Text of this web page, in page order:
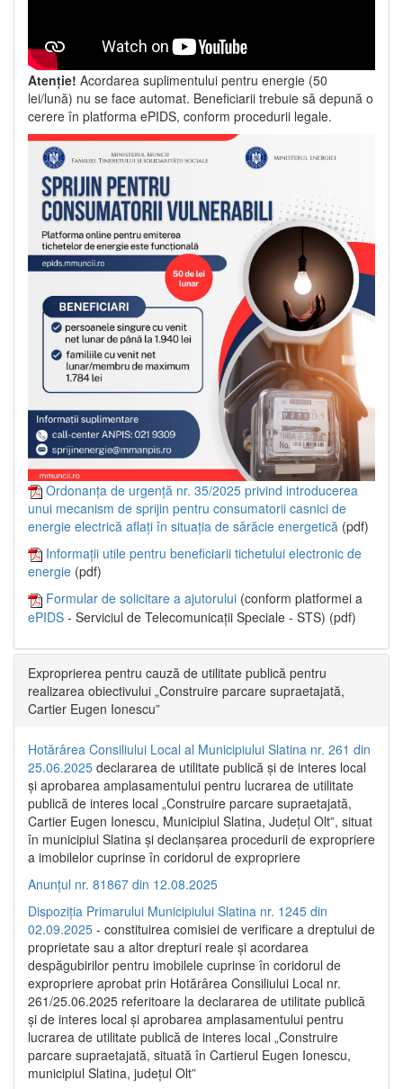
Atenție! Acordarea suplimentului pentru energie (50
lei/lună) nu se face automat. Beneficiarii trebuie să depună o
cerere în platforma ePIDS, conform procedurii legale.
Ordonanța de urgență nr. 35/2025 privind introducerea
unui mecanism de sprijin pentru consumatorii casnici de
energie electrică aflați în situația de sărăcie energetică (pdf)
Informații utile pentru beneficiarii tichetului electronic de
energie (pdf)
Formular de solicitare a ajutorului (conform platformei a
ePIDS - Serviciul de Telecomunicații Speciale - STS) (pdf)
Exproprierea pentru cauză de utilitate publică pentru
realizarea obiectivului „Construire parcare supraetajată,
Cartier Eugen Ionescu”
Hotărârea Consiliului Local al Municipiului Slatina nr. 261 din
25.06.2025 declararea de utilitate publică și de interes local
și aprobarea amplasamentului pentru lucrarea de utilitate
publică de interes local „Construire parcare supraetajată,
Cartier Eugen Ionescu, Municipiul Slatina, Județul Olt”, situat
în municipiul Slatina și declanșarea procedurii de expropriere
a imobilelor cuprinse în coridorul de expropriere
Anunțul nr. 81867 din 12.08.2025
Dispoziția Primarului Municipiului Slatina nr. 1245 din
02.09.2025 - constituirea comisiei de verificare a dreptului de
proprietate sau a altor drepturi reale și acordarea
despăgubirilor pentru imobilele cuprinse în coridorul de
expropriere aprobat prin Hotărârea Consiliului Local nr.
261/25.06.2025 referitoare la declararea de utilitate publică
și de interes local și aprobarea amplasamentului pentru
lucrarea de utilitate publică de interes local „Construire
parcare supraetajată, situată în Cartierul Eugen Ionescu,
municipiul Slatina, județul Olt”